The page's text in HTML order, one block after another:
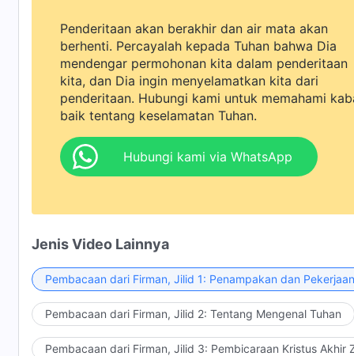
Penderitaan akan berakhir dan air mata akan
berhenti. Percayalah kepada Tuhan bahwa Dia
mendengar permohonan kita dalam penderitaan
kita, dan Dia ingin menyelamatkan kita dari
penderitaan. Hubungi kami untuk memahami
baik tentang keselamatan Tuhan.
Hubungi kami via WhatsApp
Jenis Video Lainnya
Pembacaan dari Firman, Jilid 1: Penampakan dan
Pembacaan dari Firman, Jilid 2: Tentang Mengenal Tuhan
Pembacaan dari Firman, Jilid 3: Pembicaraan Kristus Akhir